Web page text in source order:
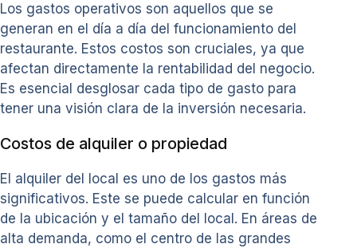
Los gastos operativos son aquellos que se
generan en el día a día del funcionamiento del
restaurante. Estos costos son cruciales, ya que
afectan directamente la rentabilidad del negocio.
Es esencial desglosar cada tipo de gasto para
tener una visión clara de la inversión necesaria.
Costos de alquiler o propiedad
El alquiler del local es uno de los gastos más
significativos. Este se puede calcular en función
de la ubicación y el tamaño del local. En áreas de
alta demanda, como el centro de las grandes